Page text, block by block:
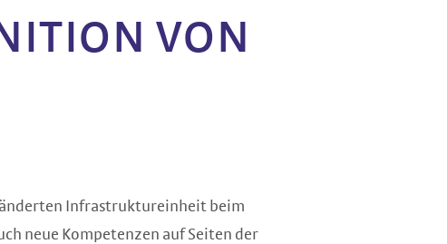
VON
Infrastruktureinheit beim
neue Kompetenzen auf Seiten der